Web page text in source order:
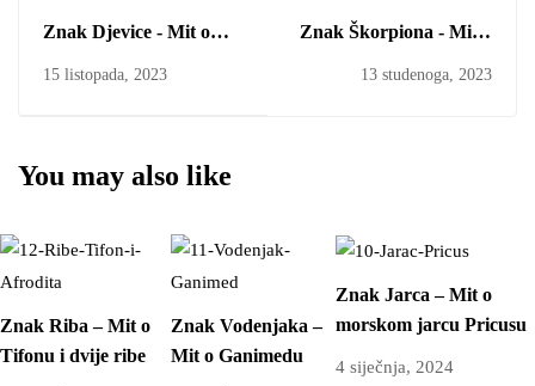
Znak Djevice - Mit o
15 listopada, 2023
Znak Škorpiona - Mit o
13 studenoga, 2023
You may also like
Znak Riba – Mit o
Tifonu i dvije ribe
Znak Vodenjaka –
Mit o Ganimedu
Znak Jarca – Mit o
morskom jarcu Pricusu
4 siječnja, 2024